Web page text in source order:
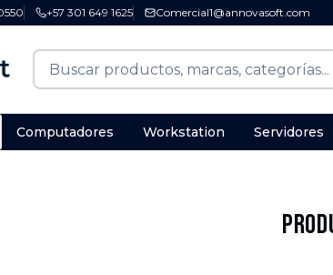
+57 301 649 1625 Comercial1@annovasoft.com
Computadores Workstation Servidores